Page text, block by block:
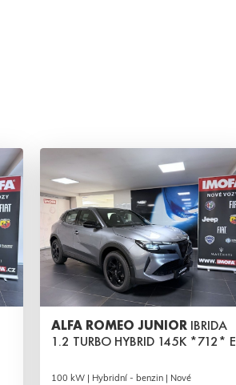
ALFA ROMEO JUNIOR IBRIDA
1.2 TURBO HYBRID 145K *712* E
100 kW | Hybridní - benzin | Nové